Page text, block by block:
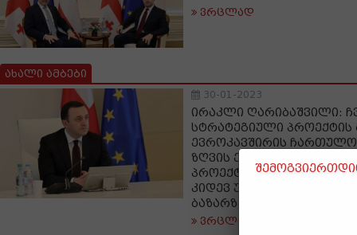
ვრცლად
ახალი ამბები
30-01-2023
ირაკლი ღარიბაშვილი:
სტრატეგიული პროექტის
ევროკავშირის
ზღვის ელექტროკაბელი,
პროექტები დაეხმარება
კიდევ უფრო მეტად
ბაზარზე
ვრცლად